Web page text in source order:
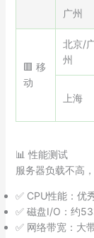
广州
🟥 移
动
北京/
州
上海
📊 性能测试
服务器负载不高
✅ CPU性能：优
✅ 磁盘I/O：约
✅ 网络带宽：大